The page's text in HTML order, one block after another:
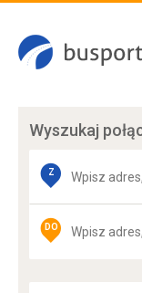
Wyszukaj
Z
DO